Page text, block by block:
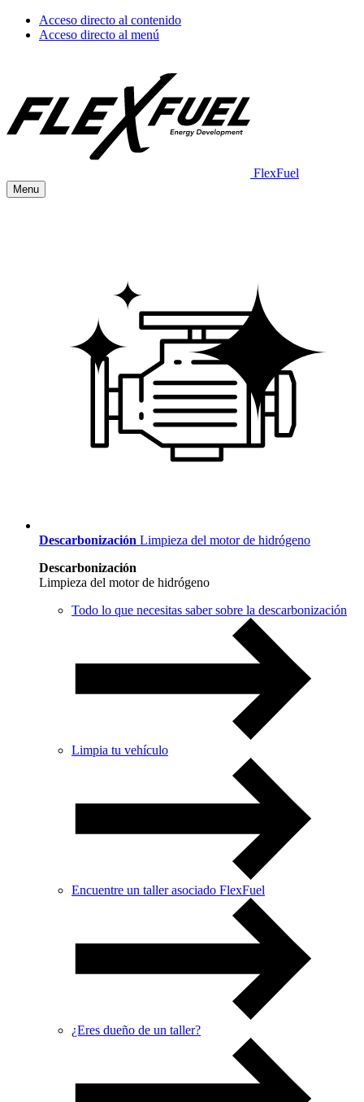
Acceso directo al contenido
Acceso directo al menú
FlexFuel
Menu
Descarbonización Limpieza del motor de hidrógeno
Descarbonización
Limpieza del motor de hidrógeno
Todo lo que necesitas saber sobre la descarbonización
Limpia tu vehículo
Encuentre un taller asociado FlexFuel
¿Eres dueño de un taller?